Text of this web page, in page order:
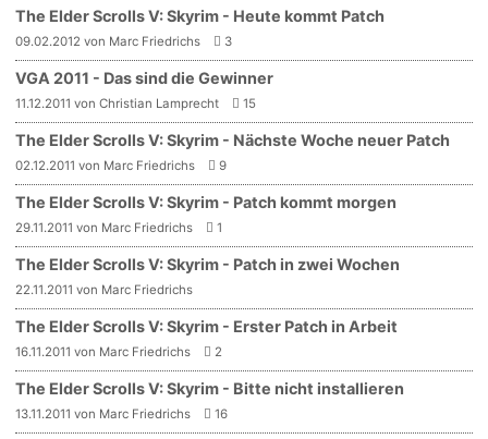
The Elder Scrolls V: Skyrim - Heute kommt Patch
09.02.2012 von Marc Friedrichs 3
VGA 2011 - Das sind die Gewinner
11.12.2011 von Christian Lamprecht 15
The Elder Scrolls V: Skyrim - Nächste Woche neuer Patch
02.12.2011 von Marc Friedrichs 9
The Elder Scrolls V: Skyrim - Patch kommt morgen
29.11.2011 von Marc Friedrichs 1
The Elder Scrolls V: Skyrim - Patch in zwei Wochen
22.11.2011 von Marc Friedrichs
The Elder Scrolls V: Skyrim - Erster Patch in Arbeit
16.11.2011 von Marc Friedrichs 2
The Elder Scrolls V: Skyrim - Bitte nicht installieren
13.11.2011 von Marc Friedrichs 16